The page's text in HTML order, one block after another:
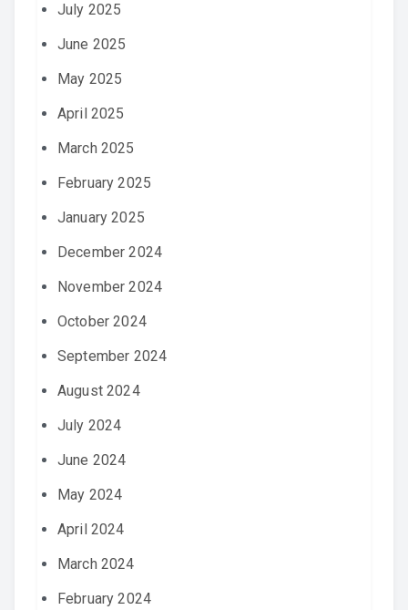
July 2025
June 2025
May 2025
April 2025
March 2025
February 2025
January 2025
December 2024
November 2024
October 2024
September 2024
August 2024
July 2024
June 2024
May 2024
April 2024
March 2024
February 2024